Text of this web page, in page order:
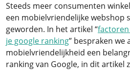
Steeds meer consumenten
een mobielvriendelijke webshop
geworden. In het artikel “
je google ranking” bespraken we
mobielvriendelijkheid een
ranking van Google, in dit artikel